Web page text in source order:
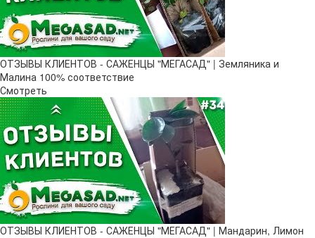
ОТЗЫВЫ КЛИЕНТОВ - САЖЕНЦЫ "МЕГАСАД" | Земляника и
Малина 100% соответствие
Смотреть
ОТЗЫВЫ КЛИЕНТОВ - САЖЕНЦЫ "МЕГАСАД" | Мандарин, Лимон